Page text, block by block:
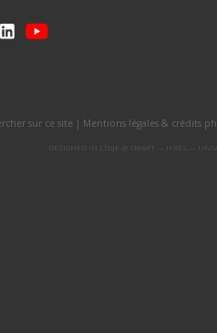
sur ce site| Mentions légales & crédits
DESIGNED IN LÎDJE @ SMART — IFRES —